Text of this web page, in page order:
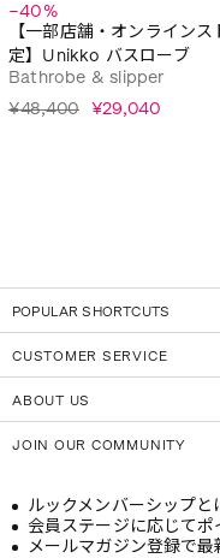
−40%
【一部店舗・オンラインス
定】Unikko バスローブ
Bathrobe & slipper
¥48,400 ¥29,040
POPULAR SHORTCUTS
CUSTOMER SERVICE
ABOUT US
JOIN OUR COMMUNITY
ルックメンバーシップと
会員ステージに応じてポ
メールマガジン登録で最